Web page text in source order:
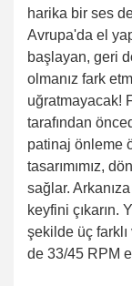
harika bir ses
Avrupa'da el
başlayan, geri
olmanız fark
uğratmayacak!
tarafından
patinaj önleme
tasarımımız,
sağlar.
keyfini çıkarın.
şekilde üç
de 33/45 RPM